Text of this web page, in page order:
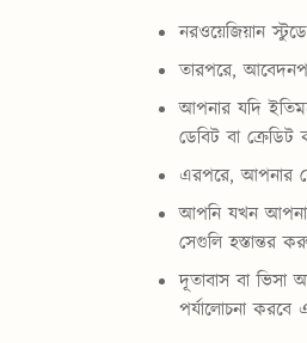
নরওয়েজিয়ান
তারপরে,
আপনার যদি
ডেবিট বা
এরপরে, আপনার
আপনি যখন
সেগুলি হস্তান্তর
দূতাবাস বা ভিসা
পর্যালোচনা করবে